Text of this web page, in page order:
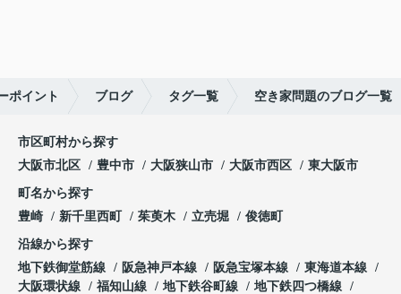
ポイント ブログ タグ一覧 空き家問題のブログ一覧
市区町村から探す
大阪市北区
豊中市 大阪狭山市 大阪市西区 東大阪市
町名から探す
豊崎
新千里西町 茱萸木 立売堀 俊徳町
沿線から探す
地下鉄御堂筋線
阪急神戸本線 阪急宝塚本線
東海道本線
大阪環状線
福知山線 地下鉄谷町線
地下鉄四つ橋線